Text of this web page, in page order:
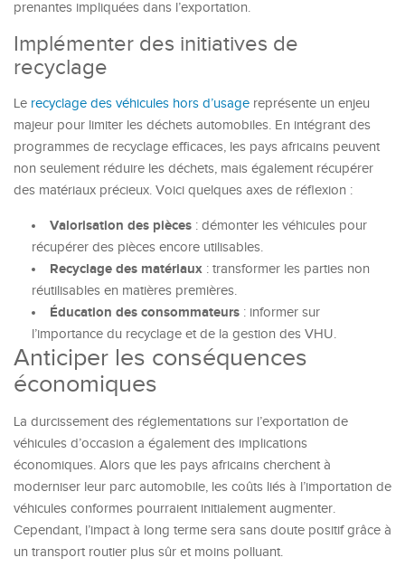
prenantes impliquées dans l’exportation.
Implémenter des initiatives de
recyclage
Le recyclage des véhicules hors d’usage représente un enjeu
majeur pour limiter les déchets automobiles. En intégrant des
programmes de recyclage efficaces, les pays africains peuvent
non seulement réduire les déchets, mais également récupérer
des matériaux précieux. Voici quelques axes de réflexion :
Valorisation des pièces : démonter les véhicules pour
récupérer des pièces encore utilisables.
Recyclage des matériaux : transformer les parties non
réutilisables en matières premières.
Éducation des consommateurs : informer sur
l’importance du recyclage et de la gestion des VHU.
Anticiper les conséquences
économiques
La durcissement des réglementations sur l’exportation de
véhicules d’occasion a également des implications
économiques. Alors que les pays africains cherchent à
moderniser leur parc automobile, les coûts liés à l’importation de
véhicules conformes pourraient initialement augmenter.
Cependant, l’impact à long terme sera sans doute positif grâce à
un transport routier plus sûr et moins polluant.